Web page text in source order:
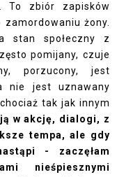
To zbiór zapisków
żony.
stan społeczny z
pomijany, czuje
porzucony, jest
nie jest uznawany
tak jak innym
w akcję, dialogi, z
tempa, ale gdy
- zaczęłam
nieśpiesznymi